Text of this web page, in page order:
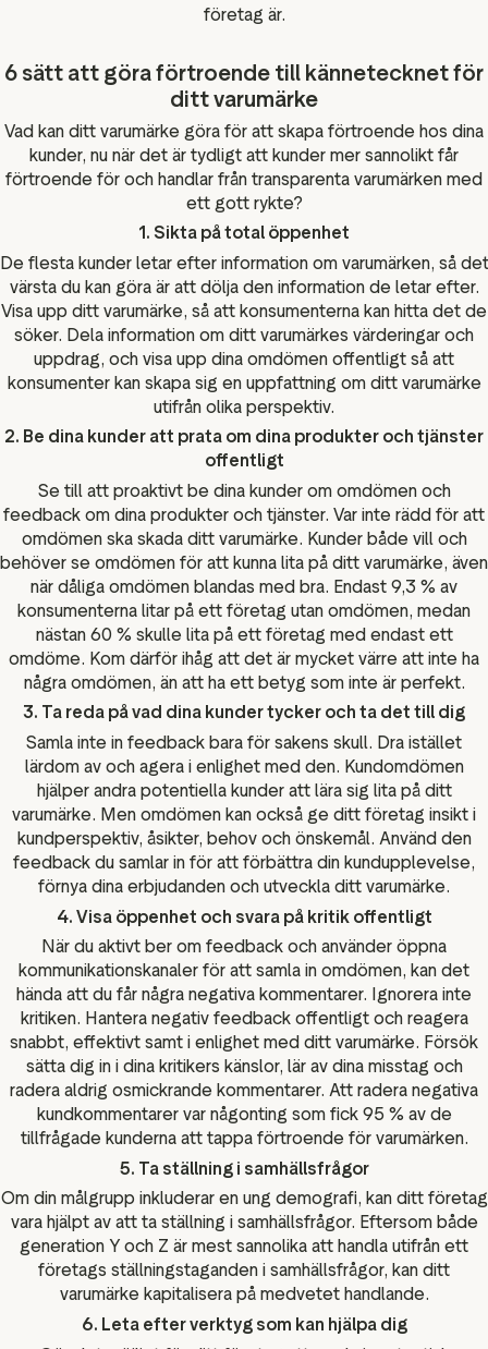
företag är.
6 sätt att göra förtroende till kännetecknet för
ditt varumärke
Vad kan ditt varumärke göra för att skapa förtroende hos dina
kunder, nu när det är tydligt att kunder mer sannolikt får
förtroende för och handlar från transparenta varumärken med
ett gott rykte?
1. Sikta på total öppenhet
De flesta kunder letar efter information om varumärken, så det
värsta du kan göra är att dölja den information de letar efter.
Visa upp ditt varumärke, så att konsumenterna kan hitta det de
söker. Dela information om ditt varumärkes värderingar och
uppdrag, och visa upp dina omdömen offentligt så att
konsumenter kan skapa sig en uppfattning om ditt varumärke
utifrån olika perspektiv.
2. Be dina kunder att prata om dina produkter och tjänster
offentligt
Se till att proaktivt be dina kunder om omdömen och
feedback om dina produkter och tjänster. Var inte rädd för att
omdömen ska skada ditt varumärke. Kunder både vill och
behöver se omdömen för att kunna lita på ditt varumärke, även
när dåliga omdömen blandas med bra. Endast 9,3 % av
konsumenterna litar på ett företag utan omdömen, medan
nästan 60 % skulle lita på ett företag med endast ett
omdöme. Kom därför ihåg att det är mycket värre att inte ha
några omdömen, än att ha ett betyg som inte är perfekt.
3. Ta reda på vad dina kunder tycker och ta det till dig
Samla inte in feedback bara för sakens skull. Dra istället
lärdom av och agera i enlighet med den. Kundomdömen
hjälper andra potentiella kunder att lära sig lita på ditt
varumärke. Men omdömen kan också ge ditt företag insikt i
kundperspektiv, åsikter, behov och önskemål. Använd den
feedback du samlar in för att förbättra din kundupplevelse,
förnya dina erbjudanden och utveckla ditt varumärke.
4. Visa öppenhet och svara på kritik offentligt
När du aktivt ber om feedback och använder öppna
kommunikationskanaler för att samla in omdömen, kan det
hända att du får några negativa kommentarer. Ignorera inte
kritiken. Hantera negativ feedback offentligt och reagera
snabbt, effektivt samt i enlighet med ditt varumärke. Försök
sätta dig in i dina kritikers känslor, lär av dina misstag och
radera aldrig osmickrande kommentarer. Att radera negativa
kundkommentarer var någonting som fick 95 % av de
tillfrågade kunderna att tappa förtroende för varumärken.
5. Ta ställning i samhällsfrågor
Om din målgrupp inkluderar en ung demografi, kan ditt företag
vara hjälpt av att ta ställning i samhällsfrågor. Eftersom både
generation Y och Z är mest sannolika att handla utifrån ett
företags ställningstaganden i samhällsfrågor, kan ditt
varumärke kapitalisera på medvetet handlande.
6. Leta efter verktyg som kan hjälpa dig